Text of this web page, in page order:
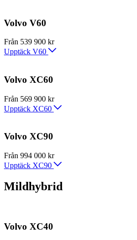
Volvo V60
Från 539 900 kr
Upptäck V60
Volvo XC60
Från 569 900 kr
Upptäck XC60
Volvo XC90
Från 994 000 kr
Upptäck XC90
Mildhybrid
Volvo XC40